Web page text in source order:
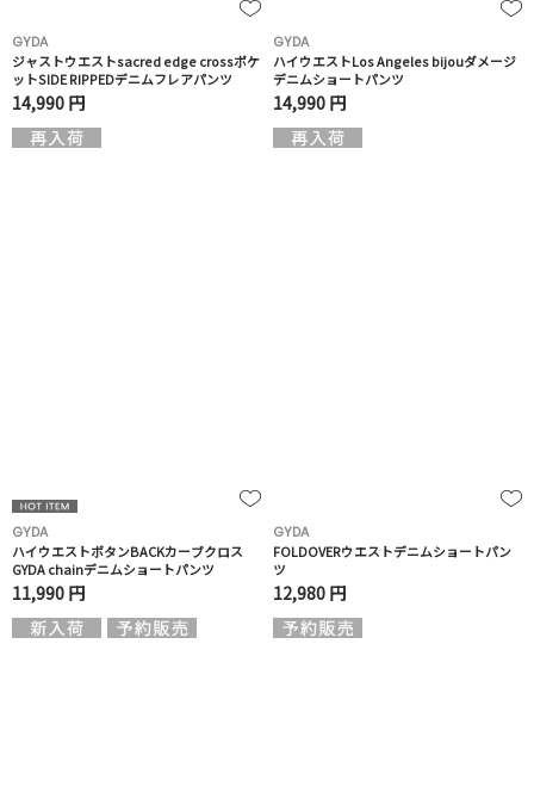
GYDA
ジャストウエストsacred edge crossポケ
ットSIDE RIPPEDデニムフレアパンツ
14,990 円
GYDA
ハイウエストLos Angeles bijouダメージ
デニムショートパンツ
14,990 円
GYDA
ハイウエストボタンBACKカーブクロス
GYDA chainデニムショートパンツ
11,990 円
GYDA
FOLDOVERウエストデニムショートパン
ツ
12,980 円